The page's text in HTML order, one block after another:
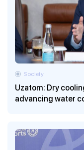
Uzatom: Dry
advancing water
Society